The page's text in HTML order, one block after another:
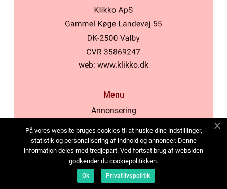
web: www.klikko.dk
Menu
Annonsering
Cookies
Kontakta oss
Sitemap
På vores website bruges cookies til at huske dine indstillinger,
statistik og personalisering af indhold og annoncer. Denne
information deles med tredjepart. Ved fortsat brug af websiden
godkender du cookiepolitikken.
Ok Privatlivspolitik